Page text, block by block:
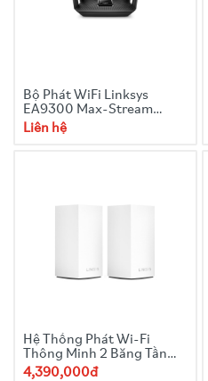
Bộ Phát WiFi Linksys
EA9300 Max-Stream
AC4000 Tri-Band WiFi
Router
Liên hệ
Hệ Thống Phát Wi-Fi
Thông Minh 2 Băng Tần
Linksys Velop 2-Pack
4,390,000đ